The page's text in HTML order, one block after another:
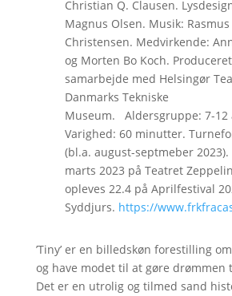
Christian Q. Clausen.
Magnus Olsen. Musik: Rasmus
Christensen. Medvirkende:
og Morten Bo Koch.
samarbejde med Helsingør
Danmarks Tekniske
Museum. Aldersgruppe: 7-12
Varighed: 60 minutter.
(bl.a. august-septmeber 2023).
marts 2023 på Teatret
opleves 22.4 på Aprilfestival
Syddjurs. https://
’Tiny’ er en billedskøn forestilling
og have modet til at gøre drømmen
Det er en utrolig og tilmed sand